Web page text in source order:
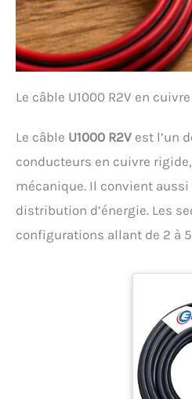
Le câble U1000 R2V en cuivre
Le câble U1000 R2V est l’un
conducteurs en cuivre
mécanique. Il convient
distribution d’énergie. Les
configurations allant de 2 à